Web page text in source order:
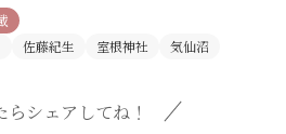
佐藤紀生 室根神社 気仙沼
らシェアしてね！